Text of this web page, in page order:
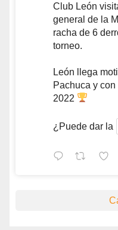
Club León
general de la
racha de 6
torneo.
León llega
Pachuca y
2022
¿Puede dar la